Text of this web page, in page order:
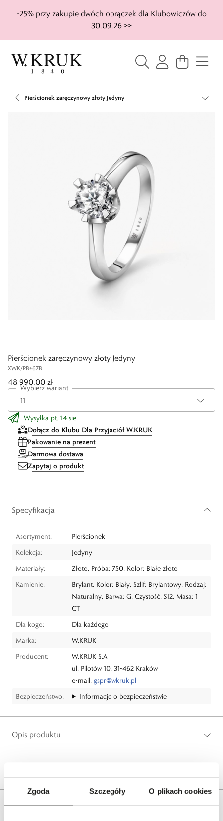
Zgoda Szczegóły O plikach cookies
-25% przy zakupie dwóch obrączek dla Klubowiczów do
30.09.26 >>
Pierścionek zaręczynowy złoty Jedyny
Pierścionek zaręczynowy złoty Jedyny
XWK/PB+67B
48 990,00 zł
Wybierz wariant
Wysyłka pt. 14 sie.
Dołącz do Klubu Dla Przyjaciół W.KRUK
Pakowanie na prezent
Darmowa dostawa
Zapytaj o produkt
Specyfikacja
Asortyment:
Pierścionek
Kolekcja:
Jedyny
Materiały:
Złoto, Próba: 750, Kolor: Białe złoto
Kamienie:
Brylant, Kolor: Biały, Szlif: Brylantowy, Rodzaj:
Naturalny, Barwa: G, Czystość: SI2, Masa: 1
CT
Dla kogo:
Dla każdego
Marka:
W.KRUK
Producent:
W.KRUK S.A
ul. Pilotów 10, 31-462 Kraków
e-mail: gspr@wkruk.pl
Bezpieczeństwo:
Informacje o bezpieczeństwie
Opis produktu
Reklamacje i zwroty